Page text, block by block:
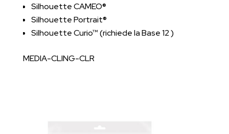
Silhouette CAMEO®
Silhouette Portrait®
Silhouette Curio™ (richiede la Base 12)
MEDIA-CLING-CLR